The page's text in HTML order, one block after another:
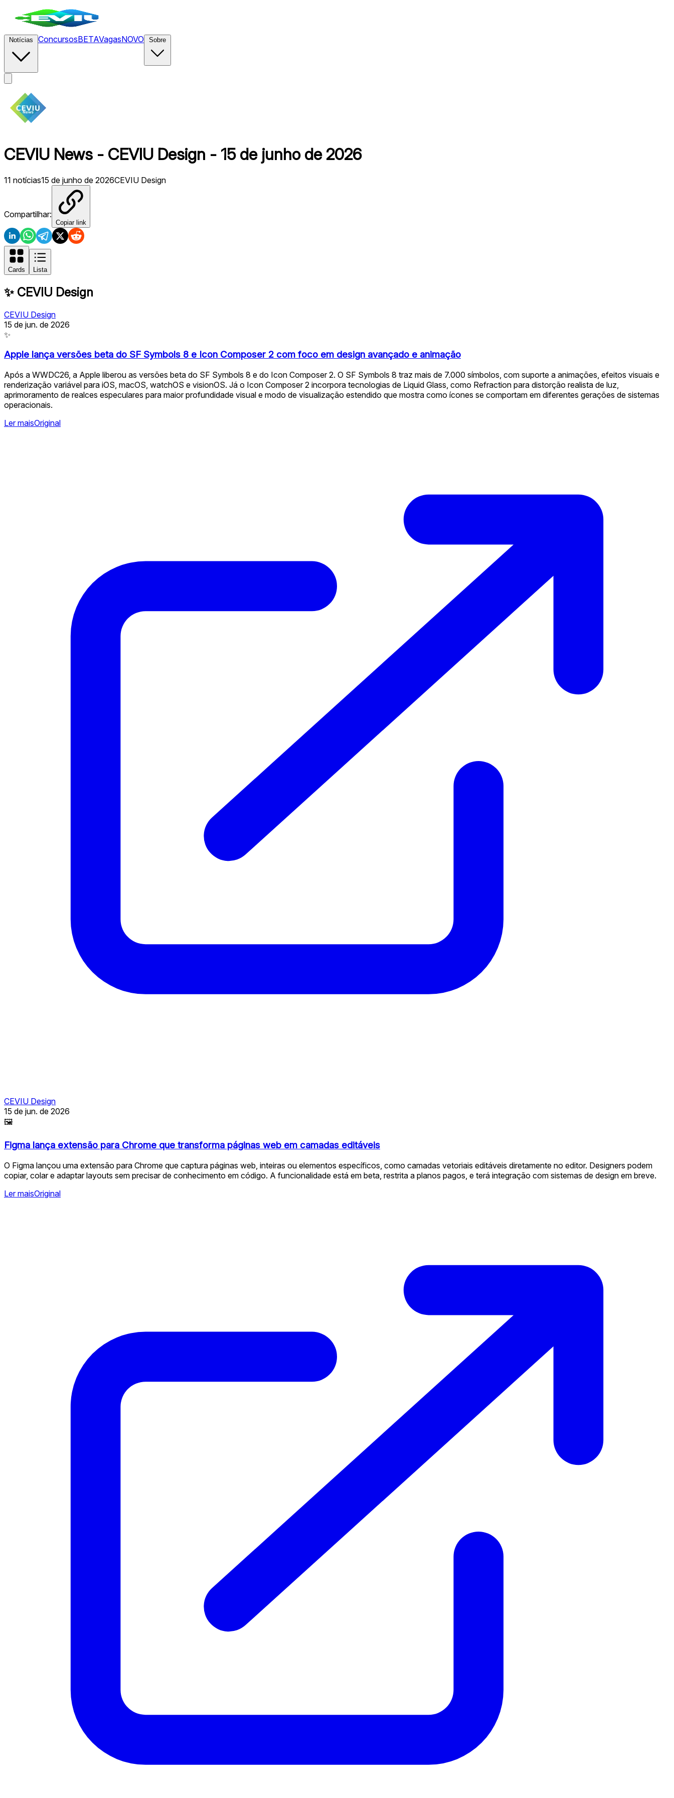
ConcursosBETAVagasNOVO
CEVIU News - CEVIU Design - 15 de junho de 2026
11 notícias15 de junho de 2026CEVIU Design
Compartilhar:
Copiar link
Cards Lista
✨ CEVIU Design
CEVIU Design
15 de jun. de 2026
✨
Apple lança versões beta do SF Symbols 8 e Icon Composer 2 com foco em design avançado e animação
Após a WWDC26, a Apple liberou as versões beta do SF Symbols 8 e do Icon Composer 2. O SF Symbols 8 traz mais de 7.000 símbolos, com suporte a animações, efeitos visuais e
renderização variável para iOS, macOS, watchOS e visionOS. Já o Icon Composer 2 incorpora tecnologias de Liquid Glass, como Refraction para distorção realista de luz,
aprimoramento de realces especulares para maior profundidade visual e modo de visualização estendido que mostra como ícones se comportam em diferentes gerações de sistemas
operacionais.
Ler maisOriginal
CEVIU Design
15 de jun. de 2026
🖼
Figma lança extensão para Chrome que transforma páginas web em camadas editáveis
O Figma lançou uma extensão para Chrome que captura páginas web, inteiras ou elementos específicos, como camadas vetoriais editáveis diretamente no editor. Designers podem
copiar, colar e adaptar layouts sem precisar de conhecimento em código. A funcionalidade está em beta, restrita a planos pagos, e terá integração com sistemas de design em breve.
Ler maisOriginal